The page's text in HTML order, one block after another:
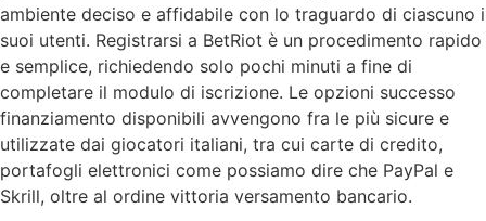
ambiente deciso e affidabile con lo traguardo di ciascuno i
suoi utenti. Registrarsi a BetRiot è un procedimento rapido
e semplice, richiedendo solo pochi minuti a fine di
completare il modulo di iscrizione. Le opzioni successo
finanziamento disponibili avvengono fra le più sicure e
utilizzate dai giocatori italiani, tra cui carte di credito,
portafogli elettronici come possiamo dire che PayPal e
Skrill, oltre al ordine vittoria versamento bancario.